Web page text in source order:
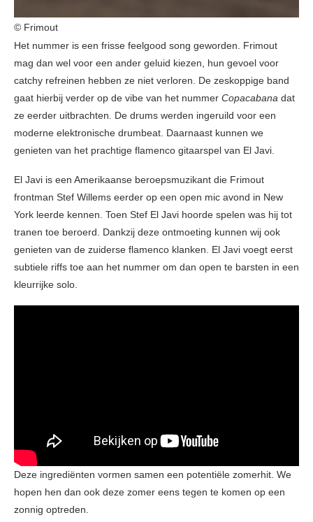
© Frimout
Het nummer is een frisse feelgood song geworden. Frimout
mag dan wel voor een ander geluid kiezen, hun gevoel voor
catchy refreinen hebben ze niet verloren. De zeskoppige band
gaat hierbij verder op de vibe van het nummer Copacabana dat
ze eerder uitbrachten. De drums werden ingeruild voor een
moderne elektronische drumbeat. Daarnaast kunnen we
genieten van het prachtige flamenco gitaarspel van El Javi.
El Javi is een Amerikaanse beroepsmuzikant die Frimout
frontman Stef Willems eerder op een open mic avond in New
York leerde kennen. Toen Stef El Javi hoorde spelen was hij tot
tranen toe beroerd. Dankzij deze ontmoeting kunnen wij ook
genieten van de zuiderse flamenco klanken. El Javi voegt eerst
subtiele riffs toe aan het nummer om dan open te barsten in een
kleurrijke solo.
Deze ingrediënten vormen samen een potentiële zomerhit. We
hopen hen dan ook deze zomer eens tegen te komen op een
zonnig optreden.